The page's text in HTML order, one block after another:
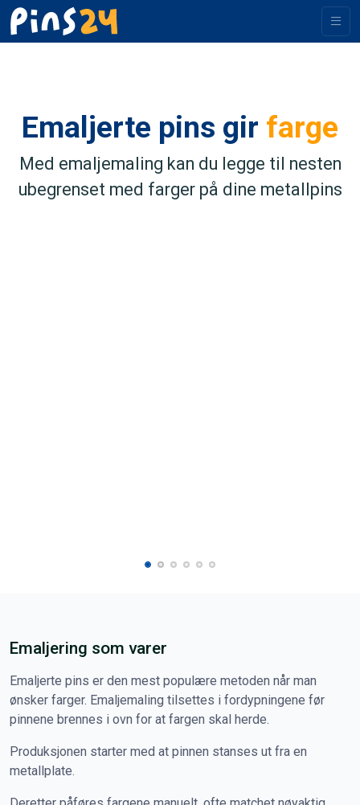
Emaljerte pins gir farge
Med emaljemaling kan du legge til nesten
ubegrenset med farger på dine metallpins
Emaljering som varer
Emaljerte pins er den mest populære metoden når man
ønsker farger. Emaljemaling tilsettes i fordypningene før
pinnene brennes i ovn for at fargen skal herde.
Produksjonen starter med at pinnen stanses ut fra en
metallplate.